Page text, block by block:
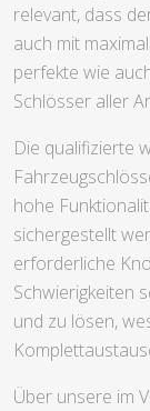
relevant, dass
auch mit
perfekte wie
Schlösser aller
Die qualifizierte
hohe
sichergestellt
erforderliche
Schwierigkeiten
und zu lösen,
Über unsere im